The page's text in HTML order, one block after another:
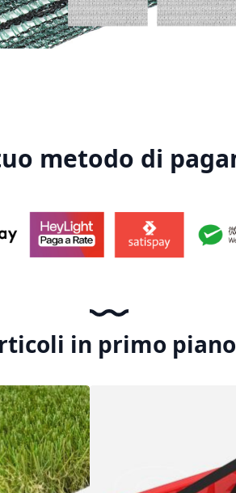
metodo di
in primo piano